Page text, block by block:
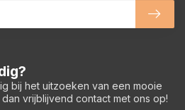
bij het uitzoeken van een mooie
vrijblijvend contact met ons op!